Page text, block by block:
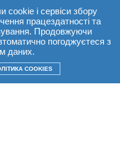
cookie і сервіси збору
працездатності та
Продовжуючи
погоджуєтеся з
даних.
COOKIES
UA
UA
RU EN